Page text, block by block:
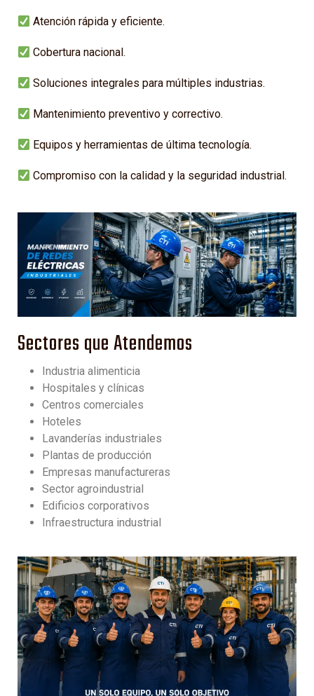
Atención rápida y eficiente.
Cobertura nacional.
Soluciones integrales para múltiples industrias.
Mantenimiento preventivo y correctivo.
Equipos y herramientas de última tecnología.
Compromiso con la calidad y la seguridad industrial.
Sectores que Atendemos
Industria alimenticia
Hospitales y clínicas
Centros comerciales
Hoteles
Lavanderías industriales
Plantas de producción
Empresas manufactureras
Sector agroindustrial
Edificios corporativos
Infraestructura industrial